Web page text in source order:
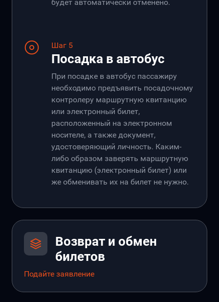
будет автоматически отменено.
Шаг 5
Посадка в автобус
При посадке в автобус пассажиру
необходимо предъявить посадочному
контролеру маршрутную квитанцию
или электронный билет,
расположенный на электронном
носителе, а также документ,
удостоверяющий личность. Каким-
либо образом заверять маршрутную
квитанцию (электронный билет) или
же обменивать их на билет не нужно.
Возврат и обмен
билетов
Подайте заявление